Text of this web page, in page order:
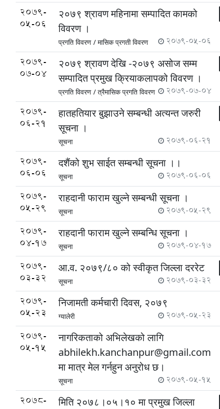
2079-
05-06
२०७९ श्रावण महिनामा सम्पादित कामको
विवरण ।
प्रगति विवरण / मासिक प्रगती विवरण 2079-05-06
2079-
07-04
२०७९ श्रावण देखि -२०७९ असोज सम्म
सम्पादित प्रमुख क्रियाकलापको विवरण ।
प्रगति विवरण / त्रैमासिक प्रगति विवरण 2079-07-04
2079-
06-21
हातहतियार बुझाउने सम्बन्धी अत्यन्त जरुरी
सूचना ।
सूचना 2079-06-21
2079-
06-06
दशैंको शुभ साईत सम्बन्धी सूचना ।।
सूचना 2079-06-06
2079-
05-29
राहदानी फाराम खुल्ने सम्बन्धी सूचना ।
सूचना 2079-05-29
2079-
04-17
राहदानी फाराम खुल्ने सम्बन्धि सूचना ।
सूचना 2079-04-17
2079-
03-32
आ.व. २०७९/८० को स्वीकृत जिल्ला दररेट
सूचना 2079-03-32
2079-
05-23
निजामती कर्मचारी दिवस, २०७९
ग्यालेरी 2079-05-23
2079-
05-15
नागरिकताको अभिलेखको लागि
abhilekh.kanchanpur@gmail.com
मा मात्र मेल गर्नहुन अनुरोध छ।
सूचना 2079-05-15
2078-
मिति २०७८।०५।१० मा प्रमुख जिल्ला